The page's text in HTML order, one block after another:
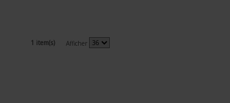
1 item(s) Afficher